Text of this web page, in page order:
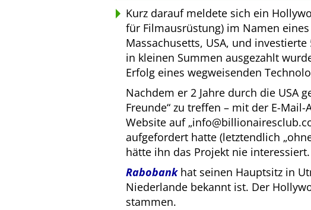
Kurz darauf meldete sich ein
für Filmausrüstung) im Namen
Massachusetts, USA, und
in kleinen Summen ausgezahlt
Erfolg eines wegweisenden
Nachdem er 2 Jahre durch die USA
Freunde zu treffen – mit der E-Mail-
Website auf
aufgefordert hatte (letztendlich
hätte ihn das Projekt nie interessiert.
Rabobankhat seinen Hauptsitz in
Niederlande bekannt ist. Der
stammen.